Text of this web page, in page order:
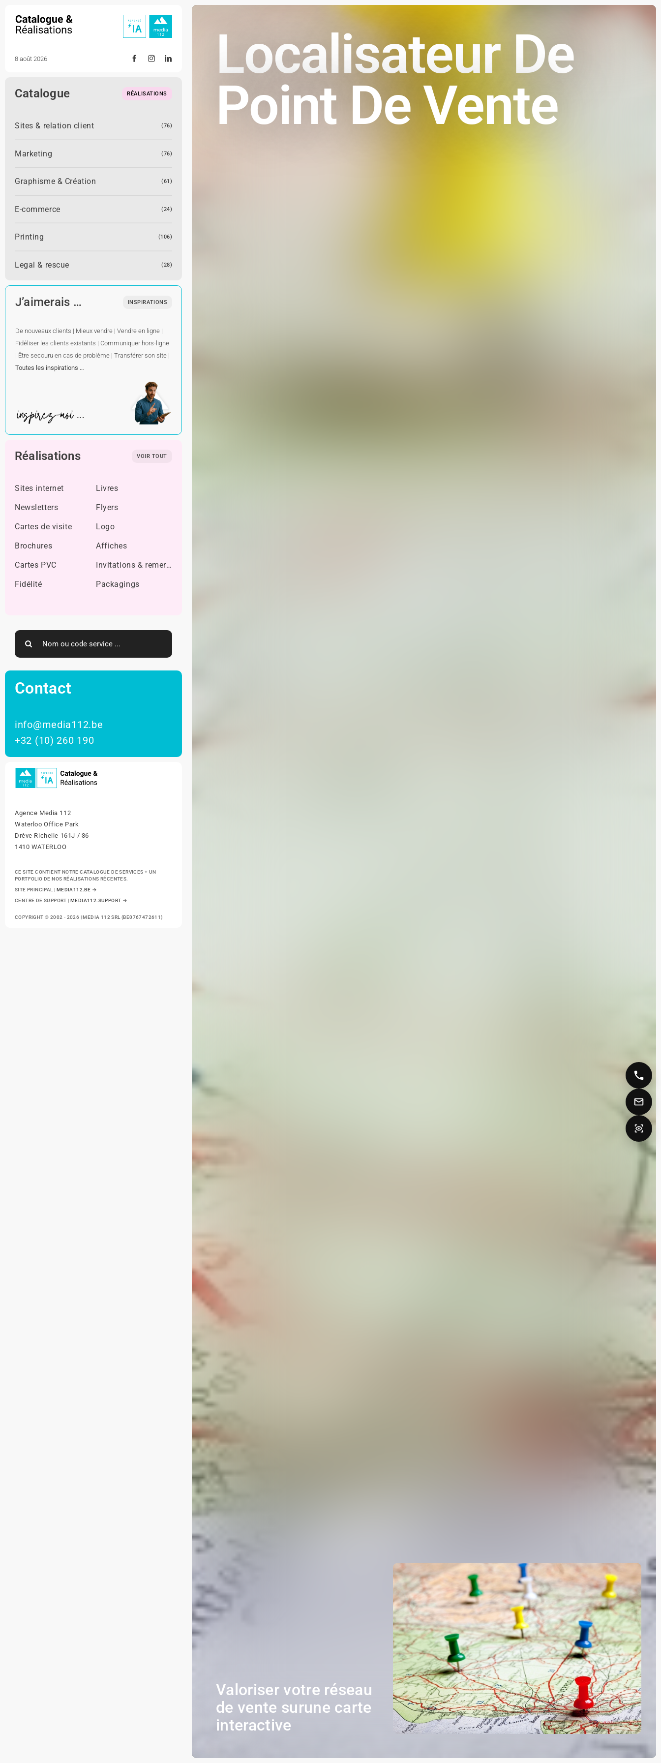
content
8 août 2026
Catalogue RÉALISATIONS
Sites & relation client (76)
Marketing (76)
Graphisme & Création (61)
E-commerce (24)
Printing (106)
Legal & rescue (28)
J’aimerais … INSPIRATIONS
De nouveaux clients | Mieux vendre | Vendre en ligne |
Fidéliser les clients existants | Communiquer hors-ligne
| Être secouru en cas de problème | Transférer son site |
Toutes les inspirations …
Réalisations VOIR TOUT
Sites internet Livres
Newsletters Flyers
Cartes de visite Logo
Brochures Affiches
Cartes PVC Invitations & remerciements
Fidélité Packagings
Search
for:
Contact
info@media112.be
+32 (10) 260 190
Agence Media 112
Waterloo Office Park
Drève Richelle 161J / 36
1410 WATERLOO
CE SITE CONTIENT NOTRE CATALOGUE DE SERVICES + UN
PORTFOLIO DE NOS RÉALISATIONS RÉCENTES.
SITE PRINCIPAL | MEDIA112.BE →
CENTRE DE SUPPORT |MEDIA112.SUPPORT →
COPYRIGHT © 2002 - 2026 | MEDIA 112 SRL (BE0767472611)
Localisateur De
Point De Vente
Valoriser votre réseau
de vente surune carte
interactive